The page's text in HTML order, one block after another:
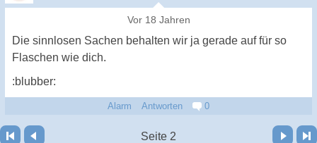
Vor 18 Jahren
Die sinnlosen Sachen behalten wir ja gerade auf für so
Flaschen wie dich.
:blubber:
Alarm Antworten 0
Seite 2
Vor Letzte Seite